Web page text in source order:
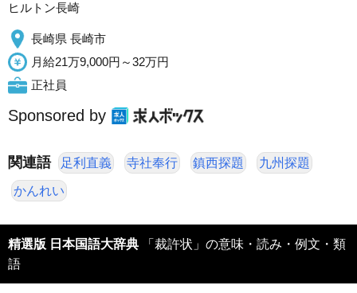
ヒルトン長崎
長崎県 長崎市
月給21万9,000円～32万円
正社員
Sponsored by
関連語 足利直義 寺社奉行 鎮西探題 九州探題
かんれい
精選版 日本国語大辞典 「裁許状」の意味・読み・例文・類
語